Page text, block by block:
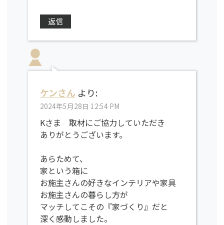
返信
ケンさん より:
2024年5月28日 12:54 PM
Kさま 取材にご協力していただき
ありがとうございます。
あらためて、
家という箱に
お施主さんの好きなインテリアや家具
お施主さんの暮らし方が
マッチしてこその『家づくり』だと
深く感動しました。